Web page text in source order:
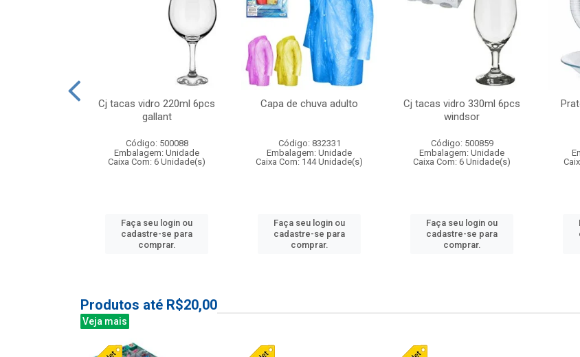
Cj tacas vidro 220ml 6pcs
gallant
Código: 500088
Embalagem: Unidade
Caixa Com: 6 Unidade(s)
Faça seu login ou
cadastre-se para
comprar.
Capa de chuva adulto
Código: 832331
Embalagem: Unidade
Caixa Com: 144 Unidade(s)
Faça seu login ou
cadastre-se para
comprar.
Cj tacas vidro 330ml 6pcs
windsor
Código: 500859
Embalagem: Unidade
Caixa Com: 6 Unidade(s)
Faça seu login ou
cadastre-se para
comprar.
Produtos até R$20,00
Veja mais